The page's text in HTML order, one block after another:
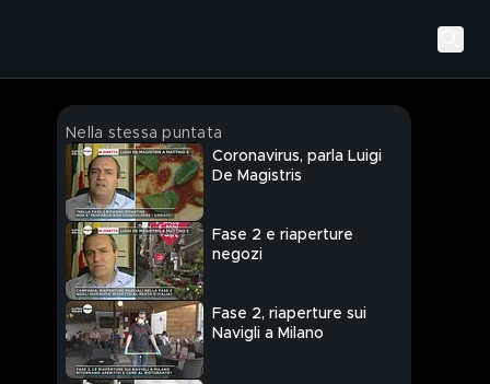
Nella stessa puntata
Coronavirus, parla Luigi
De Magistris
Fase 2 e riaperture
negozi
Fase 2, riaperture sui
Navigli a Milano